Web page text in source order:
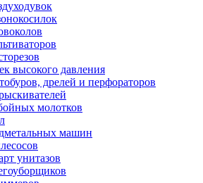
высокого давления
дрелей и перфораторов
молотков
машин
унитазов